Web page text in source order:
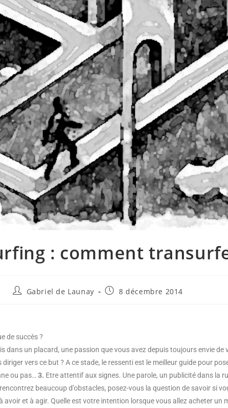
: comment
Gabriel de Launay 8 décembre 2014
de succès ?
dans un placard, une passion que vous avez depuis toujours envie de
vers ce but ? A ce stade, le ressenti est le meilleur guide pour
ou pas… 3. Etre attentif aux signes. Une parole, un publicité dans la
beaucoup d’obstacles, posez-vous la question de savoir si
et à agir. Quelle est votre intention lorsque vous allez acheter un